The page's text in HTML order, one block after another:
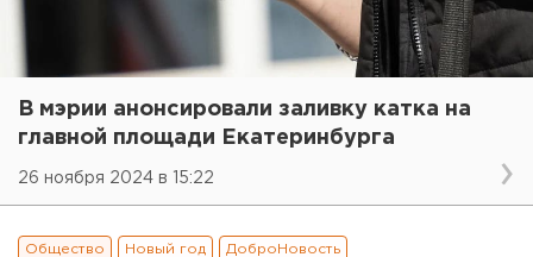
В мэрии анонсировали заливку катка на
главной площади Екатеринбурга
26 ноября 2024 в 15:22
Общество Новый год ДоброНовость